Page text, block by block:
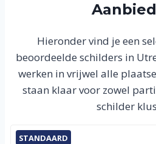
Hieronder vind je een
beoordeelde schilders in
werken in vrijwel alle
staan klaar voor zowel
schilder
STANDAARD